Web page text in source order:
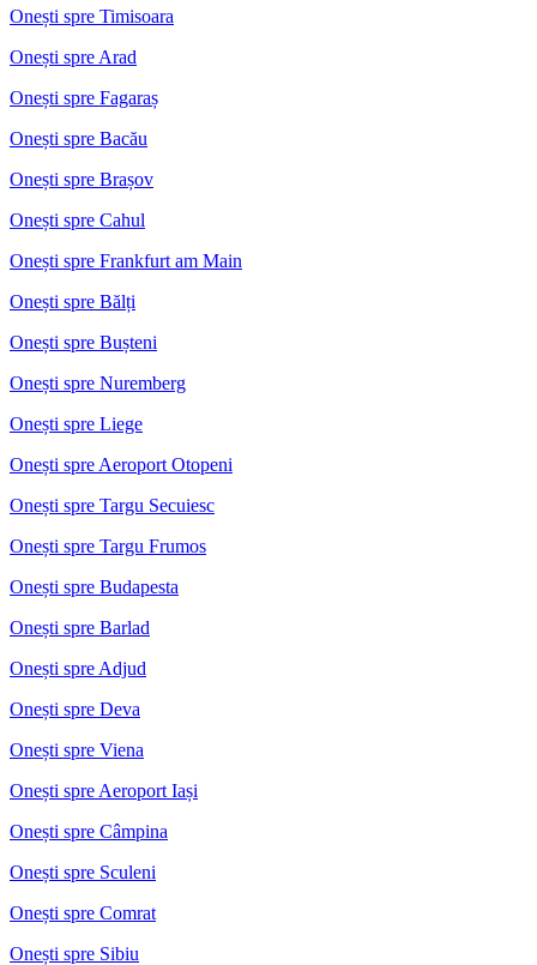
Onești spre Timisoara
Onești spre Arad
Onești spre Fagaraș
Onești spre Bacău
Onești spre Brașov
Onești spre Cahul
Onești spre Frankfurt am Main
Onești spre Bălți
Onești spre Bușteni
Onești spre Nuremberg
Onești spre Liege
Onești spre Aeroport Otopeni
Onești spre Targu Secuiesc
Onești spre Targu Frumos
Onești spre Budapesta
Onești spre Barlad
Onești spre Adjud
Onești spre Deva
Onești spre Viena
Onești spre Aeroport Iași
Onești spre Câmpina
Onești spre Sculeni
Onești spre Comrat
Onești spre Sibiu